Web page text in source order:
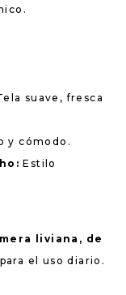
suave, fresca
y cómodo.
Estilo
liviana, de
para el uso diario.